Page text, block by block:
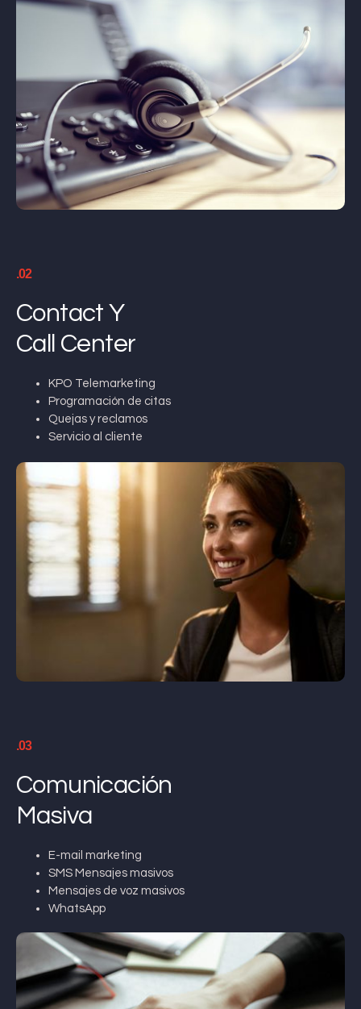
.02
Contact Y
Call Center
KPO Telemarketing
Programación de citas
Quejas y reclamos
Servicio al cliente
.03
Comunicación
Masiva
E-mail marketing
SMS Mensajes masivos
Mensajes de voz masivos
WhatsApp